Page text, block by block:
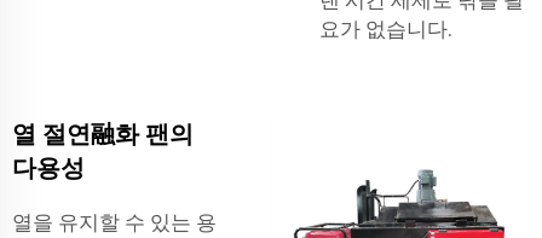
요가 없습니다.
열 절연融화 팬의
다용성
열을 유지할 수 있는 용